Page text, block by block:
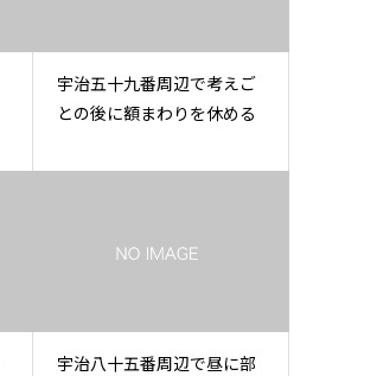
宇治五十九番周辺で考えご
との後に額まわりを休める
宇治八十五番周辺で昼に部